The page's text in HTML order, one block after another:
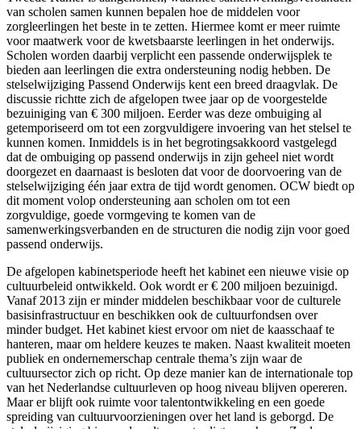
van scholen samen kunnen bepalen hoe de middelen voor
zorgleerlingen het beste in te zetten. Hiermee komt er meer ruimte
voor maatwerk voor de kwetsbaarste leerlingen in het onderwijs.
Scholen worden daarbij verplicht een passende onderwijsplek te
bieden aan leerlingen die extra ondersteuning nodig hebben. De
stelselwijziging Passend Onderwijs kent een breed draagvlak. De
discussie richtte zich de afgelopen twee jaar op de voorgestelde
bezuiniging van € 300 miljoen. Eerder was deze ombuiging al
getemporiseerd om tot een zorgvuldigere invoering van het stelsel te
kunnen komen. Inmiddels is in het begrotingsakkoord vastgelegd
dat de ombuiging op passend onderwijs in zijn geheel niet wordt
doorgezet en daarnaast is besloten dat voor de doorvoering van de
stelselwijziging één jaar extra de tijd wordt genomen. OCW biedt op
dit moment volop ondersteuning aan scholen om tot een
zorgvuldige, goede vormgeving te komen van de
samenwerkingsverbanden en de structuren die nodig zijn voor goed
passend onderwijs.
De afgelopen kabinetsperiode heeft het kabinet een nieuwe visie op
cultuurbeleid ontwikkeld. Ook wordt er € 200 miljoen bezuinigd.
Vanaf 2013 zijn er minder middelen beschikbaar voor de culturele
basisinfrastructuur en beschikken ook de cultuurfondsen over
minder budget. Het kabinet kiest ervoor om niet de kaasschaaf te
hanteren, maar om heldere keuzes te maken. Naast kwaliteit moeten
publiek en ondernemerschap centrale thema’s zijn waar de
cultuursector zich op richt. Op deze manier kan de internationale top
van het Nederlandse cultuurleven op hoog niveau blijven opereren.
Maar er blijft ook ruimte voor talentontwikkeling en een goede
spreiding van cultuurvoorzieningen over het land is geborgd. De